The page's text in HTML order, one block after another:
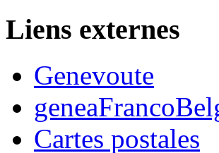
Liens externes
Genevoute
Cartes postales